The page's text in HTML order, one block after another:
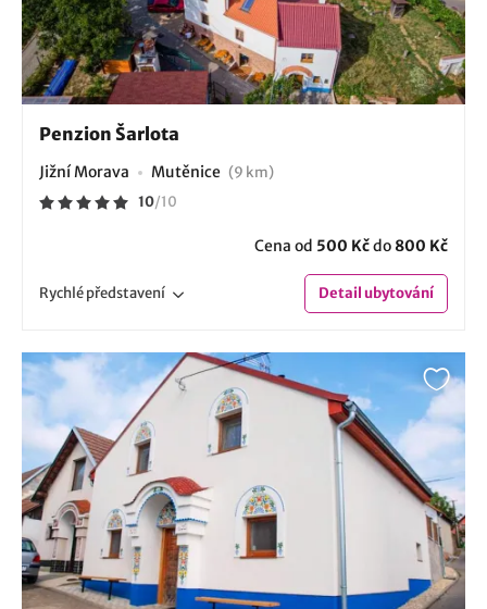
Penzion Šarlota
Jižní Morava Mutěnice (9 km)
10/10
Cena od 500 Kčdo 800 Kč
Rychlépředstavení Detailubytování